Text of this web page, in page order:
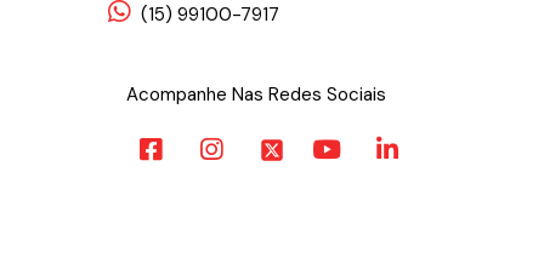
(15) 99100-7917
Acompanhe Nas Redes Sociais